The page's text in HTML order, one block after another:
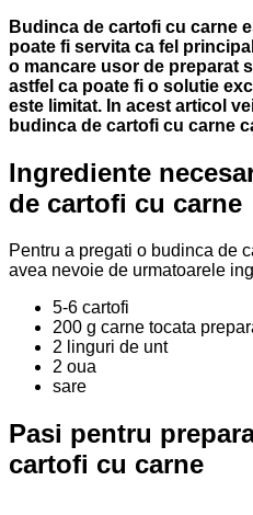
Budinca de cartofi cu carne
poate fi servita ca fel
o mancare usor de preparat
astfel ca poate fi o solutie
este limitat. In acest articol
budinca de cartofi cu carne
Ingrediente
de cartofi cu carne
Pentru a pregati o budinca de
avea nevoie de urmatoarele
5-6 cartofi
200 g carne tocata
2 linguri de unt
2 oua
sare
Pasi pentru
cartofi cu carne